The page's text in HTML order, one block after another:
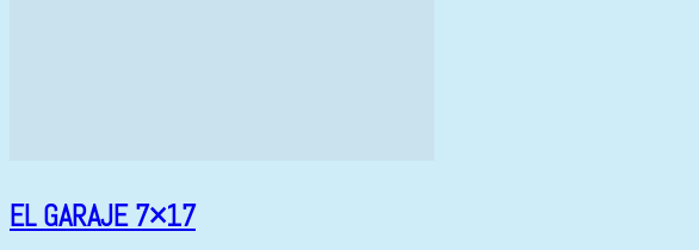
EL GARAJE 7×17